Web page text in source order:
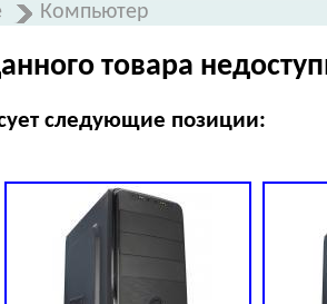
Компьютер
товара
следующие позиции: